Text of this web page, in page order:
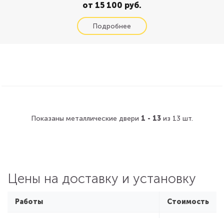
от 15 100 руб.
Показаны металлические двери 1 - 13 из 13 шт.
Цены на доставку и установку
Работы Стоимость